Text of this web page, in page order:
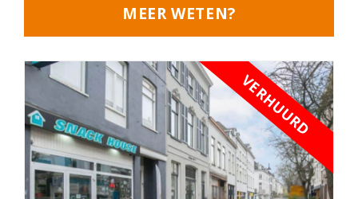
MEER WETEN?
VERHUURD